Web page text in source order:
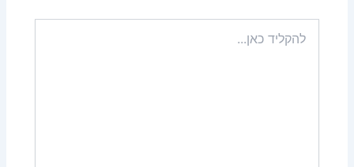
כאן...